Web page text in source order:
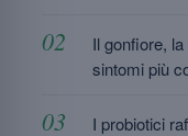
Il gonfiore,
sintomi più
I probiotici